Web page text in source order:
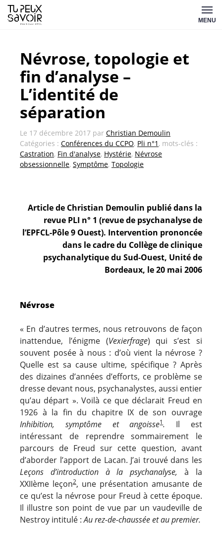
Aller
au
MENU
Névrose, topologie et
fin d’analyse –
L’identité de
séparation
Le 17 décembre 2017 par Christian Demoulin
Catégories : Conférences du CCPO, Pli n°1 , mots-clés :
Castration, Fin d'analyse, Hystérie, Névrose
obsessionnelle, Symptôme, Topologie
Article de Christian Demoulin publié dans la
revue PLI n° 1 (revue de psychanalyse de
l’EPFCL-Pôle 9 Ouest). Intervention prononcée
dans le cadre du Collège de clinique
psychanalytique du Sud-Ouest, Unité de
Bordeaux, le 20 mai 2006
Névrose
« En d’autres termes, nous retrouvons de façon
inattendue, l’énigme (Vexierfrage) qui s’est si
souvent posée à nous : d’où vient la névrose ?
Quelle est sa cause ultime, spécifique ? Après
des dizaines d’années d’efforts, ce problème se
dresse devant nous, psychanalystes, aussi entier
qu’au départ ». Voilà ce que déclarait Freud en
1926 à la fin du chapitre IX de son ouvrage
Inhibition, symptôme et angoisse1. Il est
intéressant de reprendre sommairement le
parcours de Freud sur cette question, avant
d’aborder l’apport de Lacan. J’ai trouvé dans les
Leçons d’introduction à la psychanalyse,à la
XXIIème leçon2, une présentation amusante de
ce qu’est la névrose pour Freud à cette époque.
Il illustre son point de vue par un vaudeville de
Nestroy intitulé :Au rez-de-chaussée et au premier.